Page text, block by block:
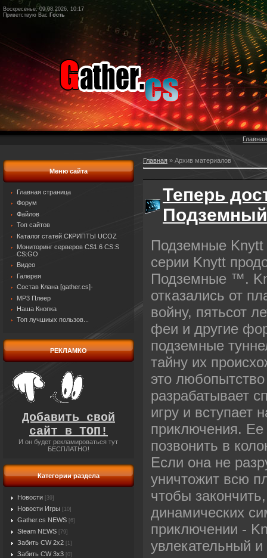
Воскресенье, 09.08.2026, 10:17
Приветствую Вас Гость
Главная
Меню сайта
Главная страница
Форум
Файлов
Топ сайтов
Каталог статей СКРИПТЫ UCOZ
Мониторинг серверов CS1.6 CS:S
CS:GO
Видео
Галерея
Состав Клана [gather.cs]-
MP3 Плеер
Наша Кнопка
Топ лучшиых пользов...
РЕКЛАМКО
Добавить свой
сайт в ТОП!
И он будет рекламироваться тут
БЕСПЛАТНО!
Категории раздела
Новости [39]
Новости Игры [10]
Gather.cs NEWS [6]
Steam NEWS [79]
Забить CW 2x2 [1]
Забить CW 3x3 [0]
Главная » Архив материалов
Теперь
Подземный
Подземные Knytt
серии Knytt
Подземные ™.
отказались от
войну, пятьсот
феи и другие
подземные
тайну их
это
разрабатывает
игру и вступает
приключения. Ее
позвонить в
Если она не
уничтожит всю
чтобы
динамических
приключении -
увлекательный